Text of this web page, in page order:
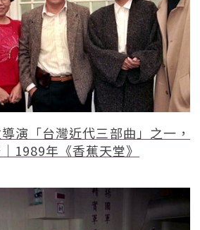
演「台灣近代三部曲」之一，
1989年《香蕉天堂》